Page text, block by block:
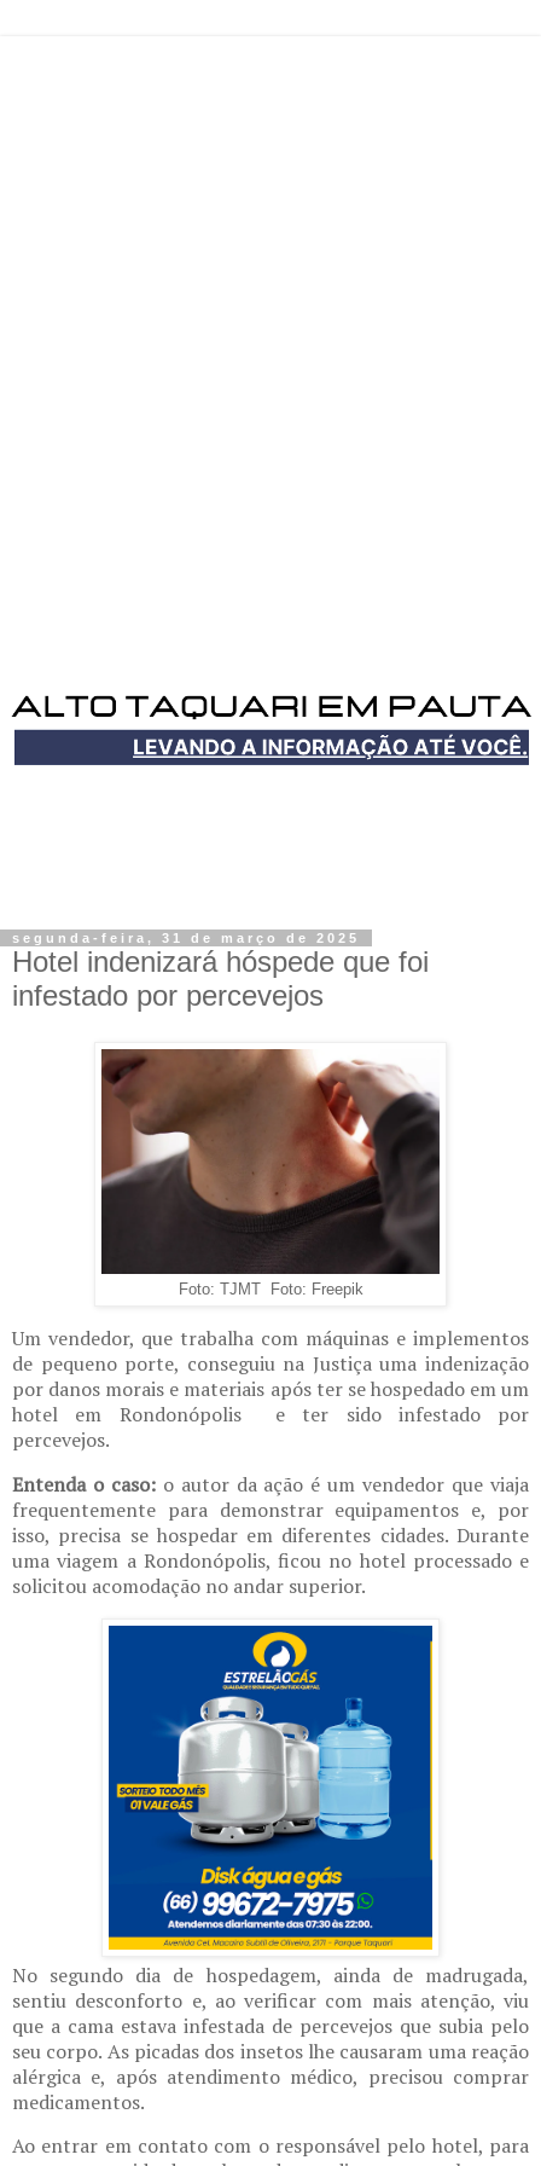
segunda-feira, 31 de março de 2025
Hotel indenizará hóspede que foi
infestado por percevejos
Foto: TJMT Foto: Freepik
Um vendedor, que trabalha com máquinas e implementos
de pequeno porte, conseguiu na Justiça uma indenização
por danos morais e materiais após ter se hospedado em um
hotel em Rondonópolis e ter sido infestado por
percevejos.
Entenda o caso:o autor da ação é um vendedor que viaja
frequentemente para demonstrar equipamentos e, por
isso, precisa se hospedar em diferentes cidades. Durante
uma viagem a Rondonópolis, ficou no hotel processado e
solicitou acomodação no andar superior.
No segundo dia de hospedagem, ainda de madrugada,
sentiu desconforto e, ao verificar com mais atenção, viu
que a cama estava infestada de percevejos que subia pelo
seu corpo. As picadas dos insetos lhe causaram uma reação
alérgica e, após atendimento médico, precisou comprar
medicamentos.
Ao entrar em contato com o responsável pelo hotel, para